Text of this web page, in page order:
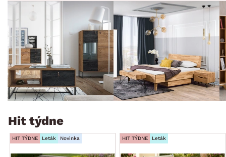
Hit týdne
HIT TÝDNE Leták Novinka HIT TÝDNE Leták